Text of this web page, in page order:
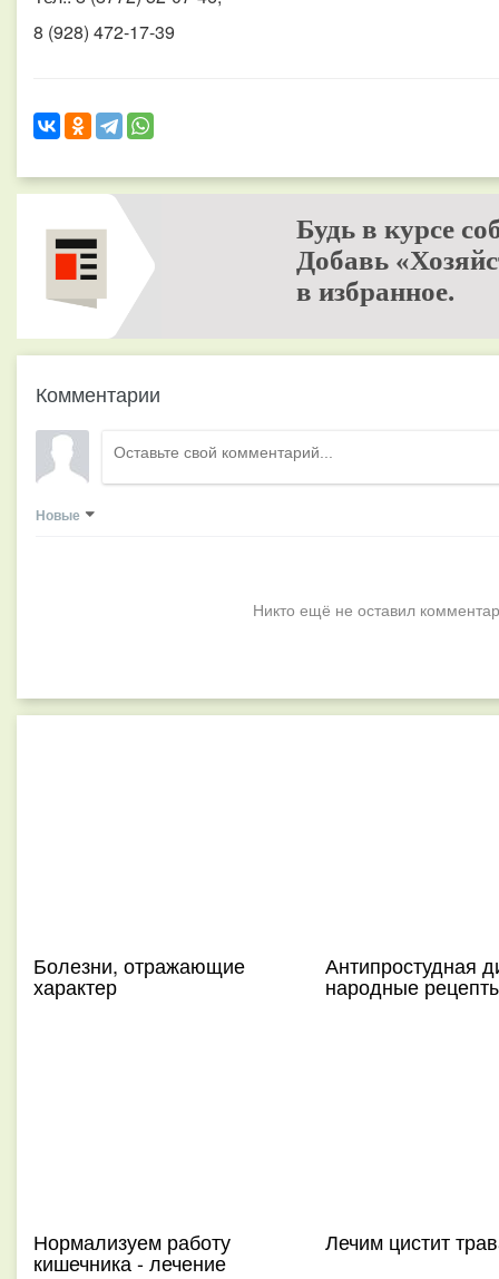
8 (928) 472-17-39
Будь в курсе
Добавь
в избранное.
Комментарии
Новые
Никто ещё не оставил
Болезни, отражающие
характер
Антипростудная
народные
Нормализуем работу
кишечника - лечение
Лечим цистит